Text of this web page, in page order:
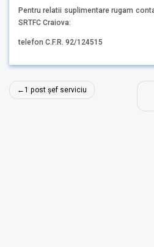
Pentru relatii suplimentare rugam
SRTFC Craiova:
telefon C.F.R. 92/124515
Navigare
în
1 post șef serviciu